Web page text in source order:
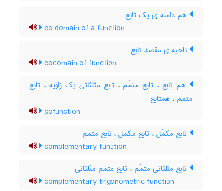
هم دامنه ی یک تابع
co domain of a function
ناحیه ی مقصد تابع
codomain of function
هم تابع ، تابع متمّم ، تابع مثلثاتی یک زاویه ، تابع
متمم ، همتابع
cofunction
تابع مکمّل ، تابع مکمل ، تابع متمم
complementary function
تابع مثلثاتی متمّم ، تابع متمم مثلثاتی
complementary trigonometric function